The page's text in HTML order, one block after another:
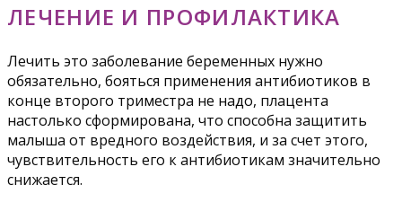
ЛЕЧЕНИЕ И ПРОФИЛАКТИКА
Лечить это заболевание беременных нужно
обязательно, бояться применения антибиотиков в
конце второго триместра не надо, плацента
настолько сформирована, что способна защитить
малыша от вредного воздействия, и за счет этого,
чувствительность его к антибиотикам значительно
снижается.